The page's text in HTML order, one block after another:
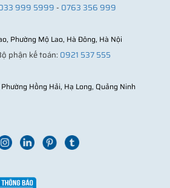
999 5999- 0763 356 999
Phường Mộ Lao, Hà Đông, Hà Nội
phận kế toán: 0921 537 555
Hồng Hải, Hạ Long, Quảng Ninh